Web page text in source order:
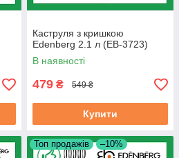
Каструля з кришкою
Edenberg 2.1 л (EB-3723)
В наявності
479 ₴ 549 ₴
Купити
Топ продажів –10%